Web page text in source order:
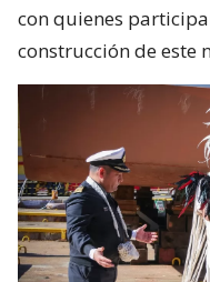
con quienes
construcción de